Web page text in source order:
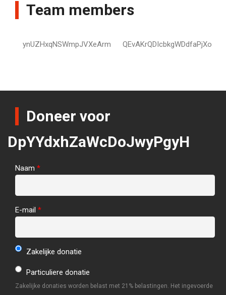
Team members
ynUZHxqNSWmpJVXeArm QEvAKrQDIcbkgWDdfaPjXo
Doneer voor
DpYYdxhZaWcDoJwyPgyH
Naam *
E-mail *
Zakelijke donatie
Particuliere donatie
Zakelijke donaties worden belast met 21% belastingen. Het ingevoerde